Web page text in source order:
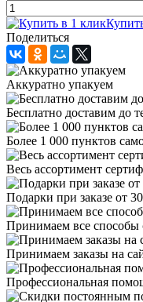
Поделиться
Аккуратно упакуем
Бесплатно доставим до
Более 1 000 пунктов
Весь ассортимент
Подарки при заказе от
Принимаем все способы
Принимаем заказы на
Профессиональная